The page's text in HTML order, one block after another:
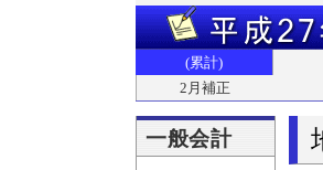
(累計)
2月補正
一般会計